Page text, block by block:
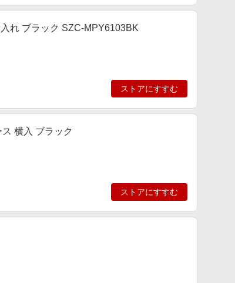
れ ブラック SZC-MPY6103BK
ストアにすすむ
横入 ブラック
ストアにすすむ